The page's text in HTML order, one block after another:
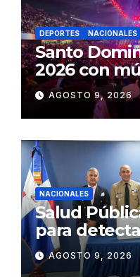
DEPORTES NACIONALES
Santo
2026 con
AGOSTO 9, 2026
NACIONALES
Salud
para
AGOSTO 9, 2026